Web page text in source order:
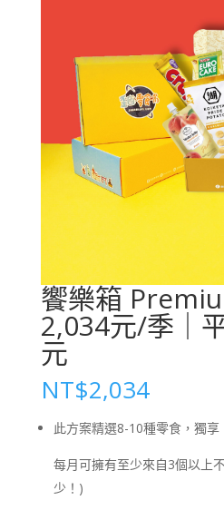
饗樂箱
2,034元/季｜
元
NT$2,034
此方案精選8-10種零食，獨享
每月可擁有至少來自3個以上
少！)